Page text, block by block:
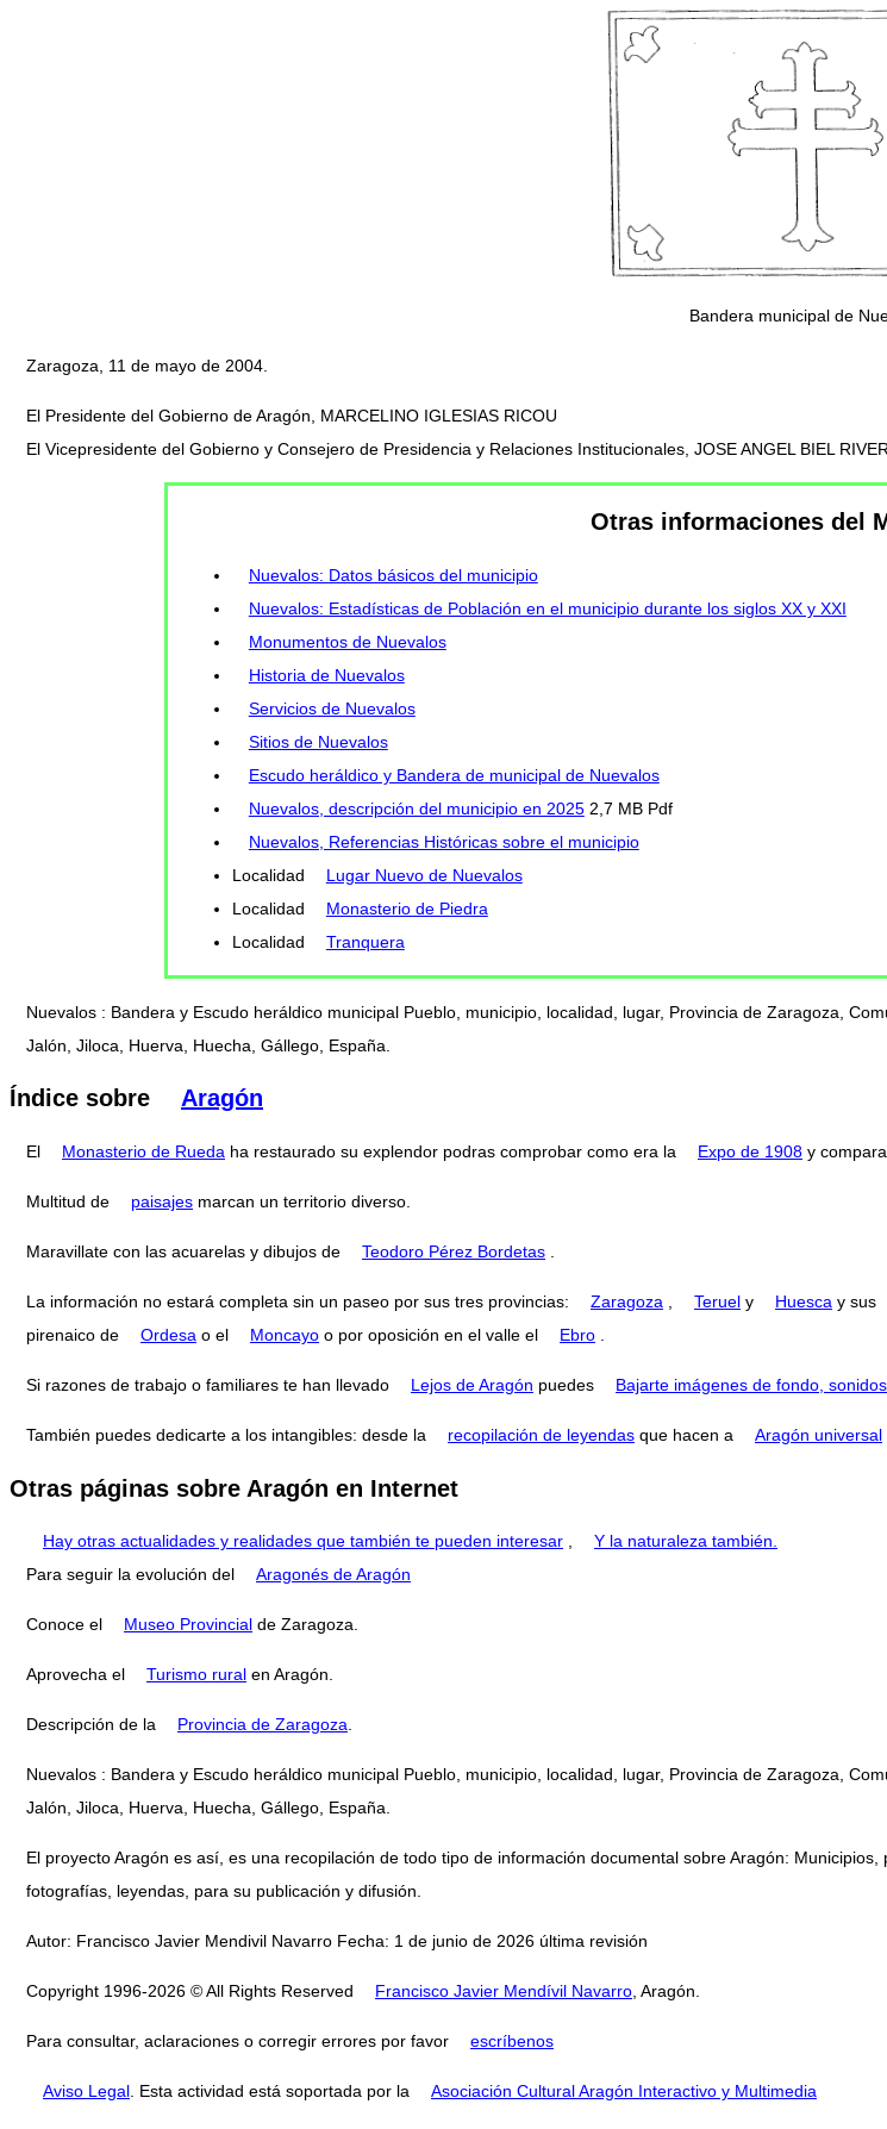
Bandera municipal de
Zaragoza, 11 de mayo de 2004.
El Presidente del Gobierno de Aragón, MARCELINO IGLESIAS RICOU
El Vicepresidente del Gobierno y Consejero de Presidencia y Relaciones Institucionales, JOSE ANGEL BIEL
Otras informaciones del
Nuevalos: Datos básicos del municipio
Nuevalos: Estadísticas de Población en el municipio durante los siglos XX y XXI
Monumentos de Nuevalos
Historia de Nuevalos
Servicios de Nuevalos
Sitios de Nuevalos
Escudo heráldico y Bandera de municipal de Nuevalos
Nuevalos, descripción del municipio en 20252,7 MB Pdf
Nuevalos, Referencias Históricas sobre el municipio
Localidad
Lugar Nuevo de Nuevalos
Localidad
Monasterio de Piedra
Localidad
Tranquera
Nuevalos : Bandera y Escudo heráldico municipal Pueblo, municipio, localidad, lugar, Provincia de Zaragoza,
Jalón, Jiloca, Huerva, Huecha, Gállego, España.
Índice sobre Aragón
El Monasterio de Rueda ha restaurado su explendor podras comprobar como era la Expo de 1908 y
Multitud de paisajes marcan un territorio diverso.
Maravillate con las acuarelas y dibujos de Teodoro Pérez Bordetas
La información no estará completa sin un paseo por sus tres provincias: Zaragoza Teruel y Huesca y sus
pirenaico de
Ordesa o el Moncayo o por oposición en el valle el Ebro
Si razones de trabajo o familiares te han llevado Lejos de Aragón puedes Bajarte imágenes de fondo,
También puedes dedicarte a los intangibles: desde la recopilación de leyendas que hacen a Aragón universal
Otras páginas sobre Aragón en Internet
Hay otras actualidades y realidades que también te pueden interesar
Y la naturaleza también.
Para seguir la evolución del
Aragonés de Aragón
Conoce el Museo Provincial de Zaragoza.
Aprovecha el Turismo rural en Aragón.
Descripción de la Provincia de Zaragoza
Nuevalos : Bandera y Escudo heráldico municipal Pueblo, municipio, localidad, lugar, Provincia de Zaragoza,
Jalón, Jiloca, Huerva, Huecha, Gállego, España.
El proyecto Aragón es así, es una recopilación de todo tipo de información documental sobre Aragón:
fotografías, leyendas, para su publicación y difusión.
Autor: Francisco Javier Mendivil Navarro Fecha: 1 de junio de 2026 última revisión
Copyright 1996-2026 © All Rights Reserved Francisco Javier Mendívil Navarro , Aragón.
Para consultar, aclaraciones o corregir errores por favor escríbenos
Aviso Legal . Esta actividad está soportada por la Asociación Cultural Aragón Interactivo y Multimedia